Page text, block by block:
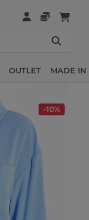
OUTLET MADE IN
-10%